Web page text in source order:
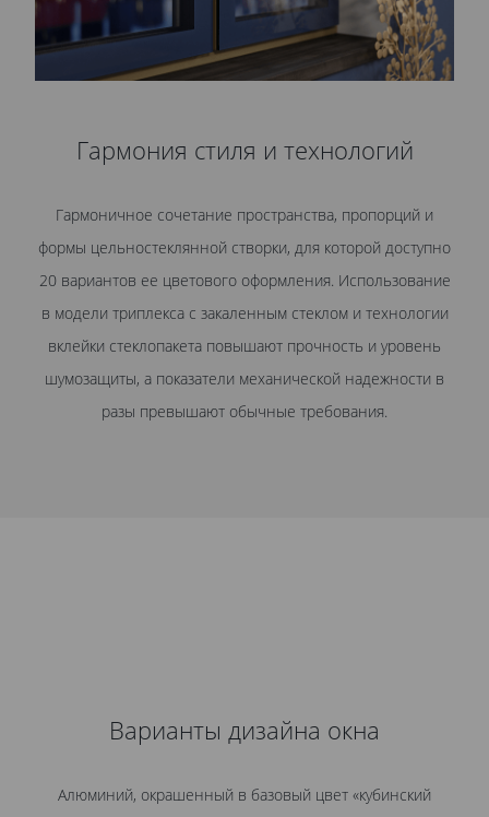
Гармония стиля и технологий
Гармоничное сочетание пространства, пропорций и
формы цельностеклянной створки, для которой доступно
20 вариантов ее цветового оформления. Использование
в модели триплекса с закаленным стеклом и технологии
вклейки стеклопакета повышают прочность и уровень
шумозащиты, а показатели механической надежности в
разы превышают обычные требования.
Варианты дизайна окна
Алюминий, окрашенный в базовый цвет «кубинский